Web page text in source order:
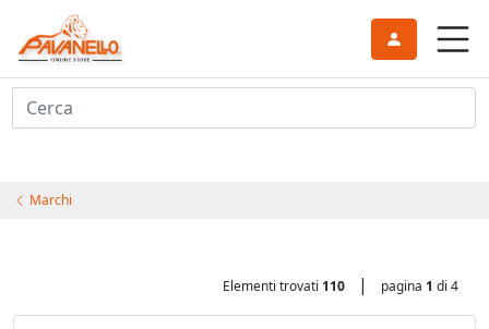
Cerca
Marchi
Elementi trovati 110 | pagina 1 di 4